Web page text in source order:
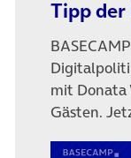
Tipp
mit Donata
Gästen.